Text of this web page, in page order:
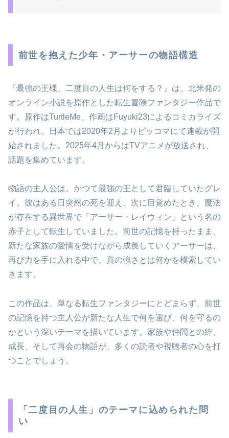
前世を抱えた少年・アーサーの物語構造
『最強の王様、二度目の人生は何をする？』は、北米発の
オンライン小説を原作とした転生冒険ファンタジー作品で
す。原作はTurtleMe、作画はFuyuki23によるコミカライズ
が行われ、日本では2020年2月よりピッコマにて連載が開
始されました。2025年4月からはTVアニメが放送され、
話題を集めています。
物語の主人公は、かつて最強の王として君臨していたグレ
イ。彼はある日突然の死を迎え、次に目覚めたとき、魔法
が存在する異世界で「アーサー・レイウィン」という名の
赤子として転生していました。前世の記憶を持ったまま、
新たな家族の愛情を受けながら成長していくアーサーは、
再び力を手に入れる中で、真の強さとは何かを模索してい
きます。
この作品は、単なる転生ファンタジーにとどまらず、前世
の記憶を持つ主人公が新たな人生で何を選び、何を守るの
かという深いテーマを描いています。家族や仲間との絆、
成長、そして再会の物語が、多くの読者や視聴者の心を打
つことでしょう。
「二度目の人生」のテーマに込められた問
い